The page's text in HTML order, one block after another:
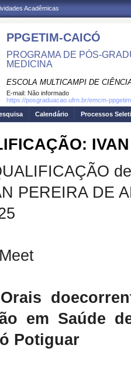
Acadêmicas
PPGETIM-CAICÓ
PROGRAMA DE PÓS-
MEDICINA
ESCOLA MULTICAMPI DE
E-mail: Não informado
https://posgraduacao.ufrn.br/emcm-ppgetim
Calendário Processos
PEREIRA DE
Orais
em Saúde
Potiguar